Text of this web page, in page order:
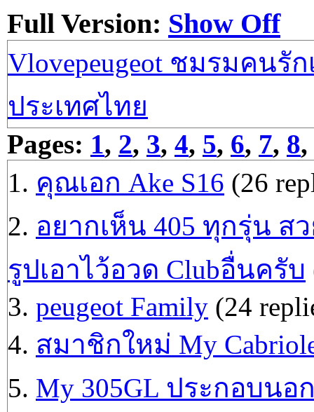
Full Version: Show Off
Vlovepeugeot ชมรมคนรั
ประเทศไทย
Pages: 1, 2, 3, 4, 5, 6, 7, 8,
1. คุณเอก Ake S16 (26
2. อยากเห็น 405 ทุกรุ่น ส
รูปเอาไว้อวด Clubอื่นครับ
3. peugeot Family (24
4. สมาชิกใหม่ My
5. My 305GL ประกอบนอ